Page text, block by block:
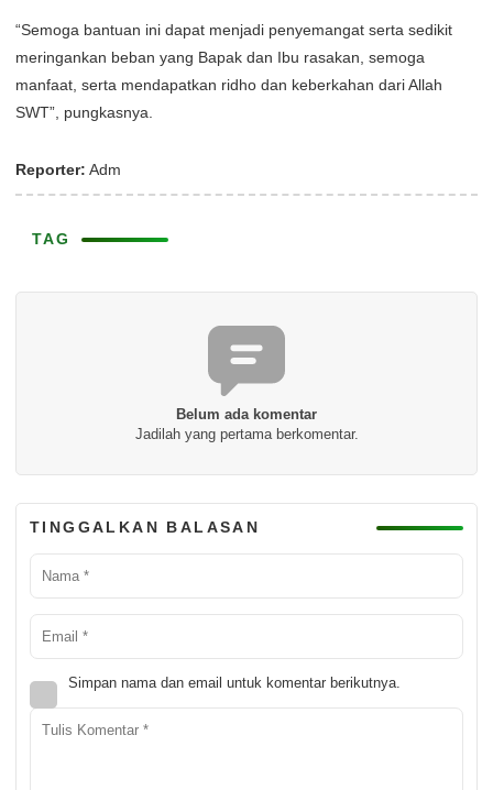
“Semoga bantuan ini dapat menjadi penyemangat serta sedikit
meringankan beban yang Bapak dan Ibu rasakan, semoga
manfaat, serta mendapatkan ridho dan keberkahan dari Allah
SWT”, pungkasnya.
Reporter: Adm
TAG
Belum ada komentar
Jadilah yang pertama berkomentar.
TINGGALKAN BALASAN
Simpan nama dan email untuk komentar berikutnya.